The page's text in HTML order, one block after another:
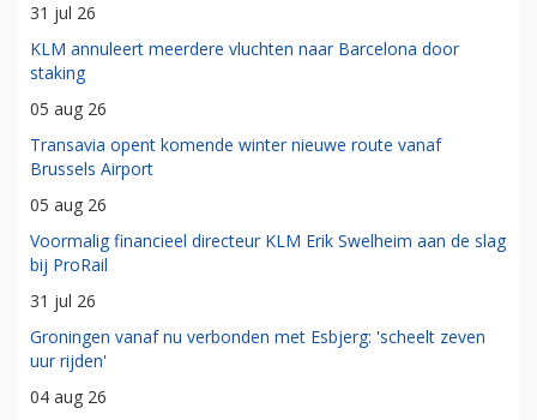
31 jul 26
KLM annuleert meerdere vluchten naar Barcelona door
staking
05 aug 26
Transavia opent komende winter nieuwe route vanaf
Brussels Airport
05 aug 26
Voormalig financieel directeur KLM Erik Swelheim aan de slag
bij ProRail
31 jul 26
Groningen vanaf nu verbonden met Esbjerg: 'scheelt zeven
uur rijden'
04 aug 26